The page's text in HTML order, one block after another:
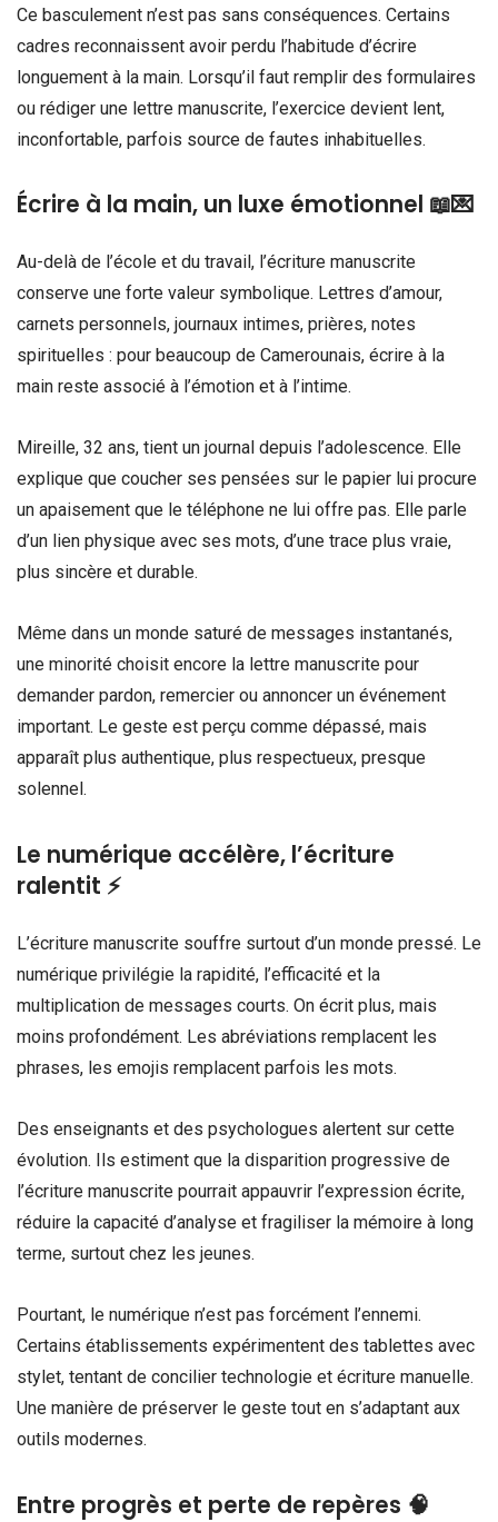
Ce basculement n’est pas sans conséquences. Certains
cadres reconnaissent avoir perdu l’habitude d’écrire
longuement à la main. Lorsqu’il faut remplir des formulaires
ou rédiger une lettre manuscrite, l’exercice devient lent,
inconfortable, parfois source de fautes inhabituelles.
Écrire à la main, un luxe émotionnel 📖💌
Au-delà de l’école et du travail, l’écriture manuscrite
conserve une forte valeur symbolique. Lettres d’amour,
carnets personnels, journaux intimes, prières, notes
spirituelles : pour beaucoup de Camerounais, écrire à la
main reste associé à l’émotion et à l’intime.
Mireille, 32 ans, tient un journal depuis l’adolescence. Elle
explique que coucher ses pensées sur le papier lui procure
un apaisement que le téléphone ne lui offre pas. Elle parle
d’un lien physique avec ses mots, d’une trace plus vraie,
plus sincère et durable.
Même dans un monde saturé de messages instantanés,
une minorité choisit encore la lettre manuscrite pour
demander pardon, remercier ou annoncer un événement
important. Le geste est perçu comme dépassé, mais
apparaît plus authentique, plus respectueux, presque
solennel.
Le numérique accélère, l’écriture
ralentit ⚡
L’écriture manuscrite souffre surtout d’un monde pressé. Le
numérique privilégie la rapidité, l’efficacité et la
multiplication de messages courts. On écrit plus, mais
moins profondément. Les abréviations remplacent les
phrases, les emojis remplacent parfois les mots.
Des enseignants et des psychologues alertent sur cette
évolution. Ils estiment que la disparition progressive de
l’écriture manuscrite pourrait appauvrir l’expression écrite,
réduire la capacité d’analyse et fragiliser la mémoire à long
terme, surtout chez les jeunes.
Pourtant, le numérique n’est pas forcément l’ennemi.
Certains établissements expérimentent des tablettes avec
stylet, tentant de concilier technologie et écriture manuelle.
Une manière de préserver le geste tout en s’adaptant aux
outils modernes.
Entre progrès et perte de repères 🧠